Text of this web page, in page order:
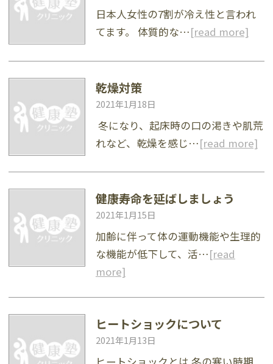
日本人女性の7割が冷え性と言われ
てます。 体質的な…[read more]
乾燥対策
2021年1月18日
冬になり、起床時の口の渇きや肌荒
れなど、乾燥を感じ…[read more]
健康寿命を延ばしましょう
2021年1月15日
加齢に伴って体の運動機能や生理的
な機能が低下して、活…[read
more]
ヒートショックについて
2021年1月13日